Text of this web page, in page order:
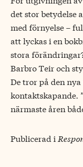
det stor betydelse
med förnyelse –
att lyckas i en
stora
Barbro Teir och
De tror på den
kontaktskapande.
närmaste åren
Publicerad i